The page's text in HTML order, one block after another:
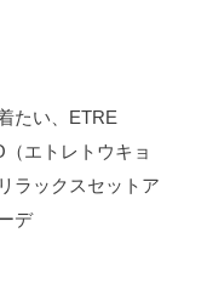
たい、ETRE
（エトレトウキョ
ラックスセットア
デ